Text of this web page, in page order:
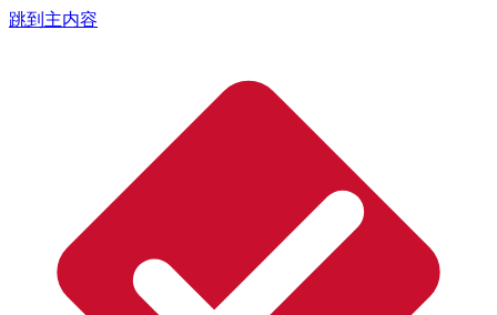
跳到主内容